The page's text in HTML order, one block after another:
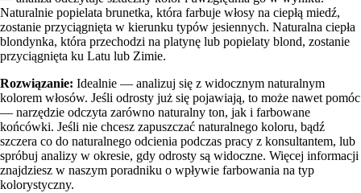
Naturalnie popielata brunetka, która farbuje włosy na ciepłą miedź,
zostanie przyciągnięta w kierunku typów jesiennych. Naturalna ciepła
blondynka, która przechodzi na platynę lub popielaty blond, zostanie
przyciągnięta ku Latu lub Zimie.
Rozwiązanie: Idealnie — analizuj się z widocznym naturalnym
kolorem włosów. Jeśli odrosty już się pojawiają, to może nawet pomóc
— narzędzie odczyta zarówno naturalny ton, jak i farbowane
końcówki. Jeśli nie chcesz zapuszczać naturalnego koloru, bądź
szczera co do naturalnego odcienia podczas pracy z konsultantem, lub
spróbuj analizy w okresie, gdy odrosty są widoczne. Więcej informacji
znajdziesz w naszym poradniku o wpływie farbowania na typ
kolorystyczny.